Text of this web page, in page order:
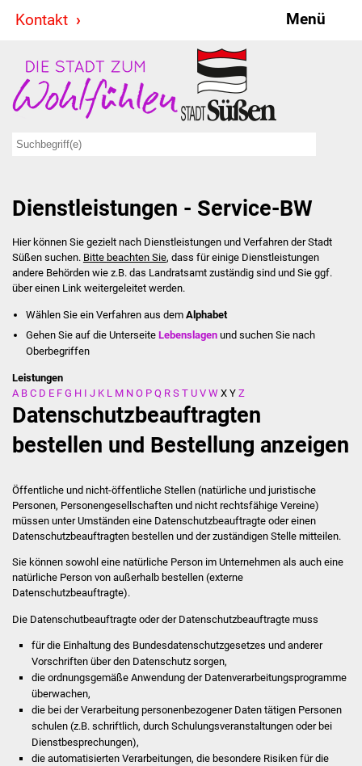
Kontakt Menü
Stadt & Politik
Bürgermeister
Ausschüsse
Ratsinformationssystem
Jugendbeirat
Summerrockfestival
Stadtverwaltung
Ansprechpartner
Stellenangebote
Veröffentlichungen
Ortsrecht
FNP / Bebauungspläne
Dienstleistungen - Service-BW
Hier können Sie gezielt nach Dienstleistungen und Verfahren der Stadt
Süßen suchen. Bitte beachten Sie, dass für einige Dienstleistungen
andere Behörden wie z.B. das Landratsamt zuständig sind und Sie ggf.
über einen Link weitergeleitet werden.
Wählen Sie ein Verfahren aus dem Alphabet
Gehen Sie auf die UnterseiteLebenslagen und suchen Sie nach
Oberbegriffen
Leistungen
A B C D E F G H I J K L M N O P Q R S T U V W X Y Z
Datenschutzbeauftragten
bestellen und Bestellung anzeigen
Öffentliche und nicht-öffentliche Stellen (natürliche und juristische
Personen, Personengesellschaften und nicht rechtsfähige Vereine)
müssen unter Umständen eine Datenschutzbeauftragte oder einen
Datenschutzbeauftragten bestellen und der zuständigen Stelle mitteilen.
Sie können sowohl eine natürliche Person im Unternehmen als auch eine
natürliche Person von außerhalb bestellen (externe
Datenschutzbeauftragte).
Die Datenschutbeauftragte oder der Datenschutzbeauftragte muss
für die Einhaltung des Bundesdatenschutzgesetzes und anderer
Vorschriften über den Datenschutz sorgen,
die ordnungsgemäße Anwendung der Datenverarbeitungsprogramme
überwachen,
die bei der Verarbeitung personenbezogener Daten tätigen Personen
schulen (z.B. schriftlich, durch Schulungsveranstaltungen oder bei
Dienstbesprechungen),
die automatisierten Verarbeitungen, die besondere Risiken für die